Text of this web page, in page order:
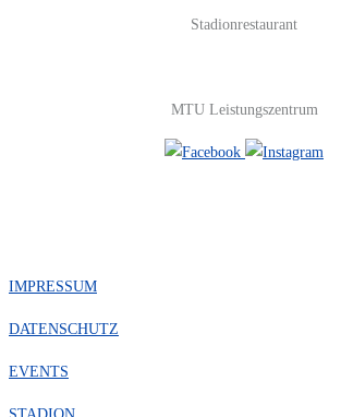
Stadionrestaurant
MTU Leistungszentrum
IMPRESSUM
DATENSCHUTZ
EVENTS